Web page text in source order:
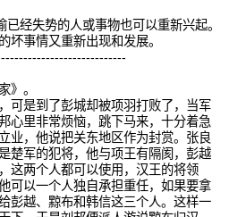
已经失势的人或事物也可以重新兴起。
坏事情又重新出现和发展。
》。
可是到了彭城却被项羽打败了，当军
心里非常烦恼，跳下马来，十分着急
业，他说把关东地区作为封赏。张良
楚军的犯将，他与项王有隔阂，彭越
这两个人都可以使用，汉王的将领
可以一个人独自承担重任，如果要拿
彭越、黥布和韩信这三个人。这样一